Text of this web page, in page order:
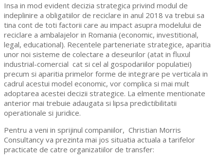
Insa in mod evident decizia strategica privind modul de
indeplinire a obligatiilor de reciclare in anul 2018 va trebui sa
tina cont de toti factorii care au impact asupra modelului de
reciclare a ambalajelor in Romania (economic, investitional,
legal, educational). Recentele parteneriate strategice, aparitia
unor noi sisteme de colectare a deseurilor (atat in fluxul
industrial-comercial cat si cel al gospodariilor populatiei)
precum si aparitia primelor forme de integrare pe verticala in
cadrul acestui model economic, vor complica si mai mult
adoptarea acestei decizii strategice. La elmente mentionate
anterior mai trebuie adaugata si lipsa predictibilitatii
operationale si juridice.
Pentru a veni in sprijinul companiilor, Christian Morris
Consultancy va prezinta mai jos situatia actuala a tarifelor
practicate de catre organizatiilor de transfer: